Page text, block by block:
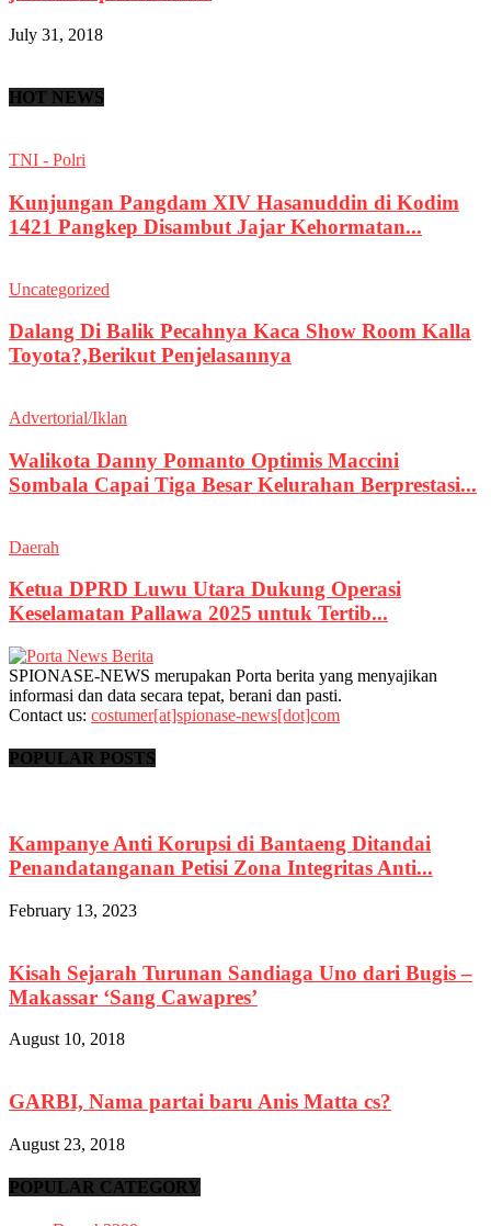
July 31, 2018
HOT NEWS
TNI - Polri
Kunjungan Pangdam XIV Hasanuddin di Kodim
1421 Pangkep Disambut Jajar Kehormatan...
Uncategorized
Dalang Di Balik Pecahnya Kaca Show Room Kalla
Toyota?,Berikut Penjelasannya
Advertorial/Iklan
Walikota Danny Pomanto Optimis Maccini
Sombala Capai Tiga Besar Kelurahan Berprestasi...
Daerah
Ketua DPRD Luwu Utara Dukung Operasi
Keselamatan Pallawa 2025 untuk Tertib...
SPIONASE-NEWS merupakan Porta berita yang menyajikan
informasi dan data secara tepat, berani dan pasti.
Contact us: costumer[at]spionase-news[dot]com
POPULAR POSTS
Kampanye Anti Korupsi di Bantaeng Ditandai
Penandatanganan Petisi Zona Integritas Anti...
February 13, 2023
Kisah Sejarah Turunan Sandiaga Uno dari Bugis –
Makassar ‘Sang Cawapres’
August 10, 2018
GARBI, Nama partai baru Anis Matta cs?
August 23, 2018
POPULAR CATEGORY